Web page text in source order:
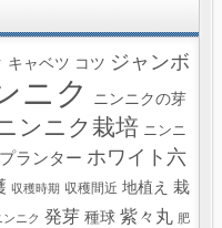
キャベツ コツ ジャンボ
ニク
ニンニクの芽
ニンニク栽培 ニンニ
プランター ホワイト六
収穫時期 収穫間近 地植え 栽
ンニク 発芽 種球 紫々丸 肥